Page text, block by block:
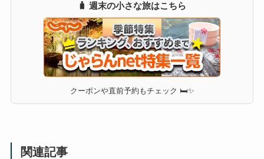
🧳 週末の小さな旅はこちら
クーポンや直前予約もチェック 🛏✨
関連記事